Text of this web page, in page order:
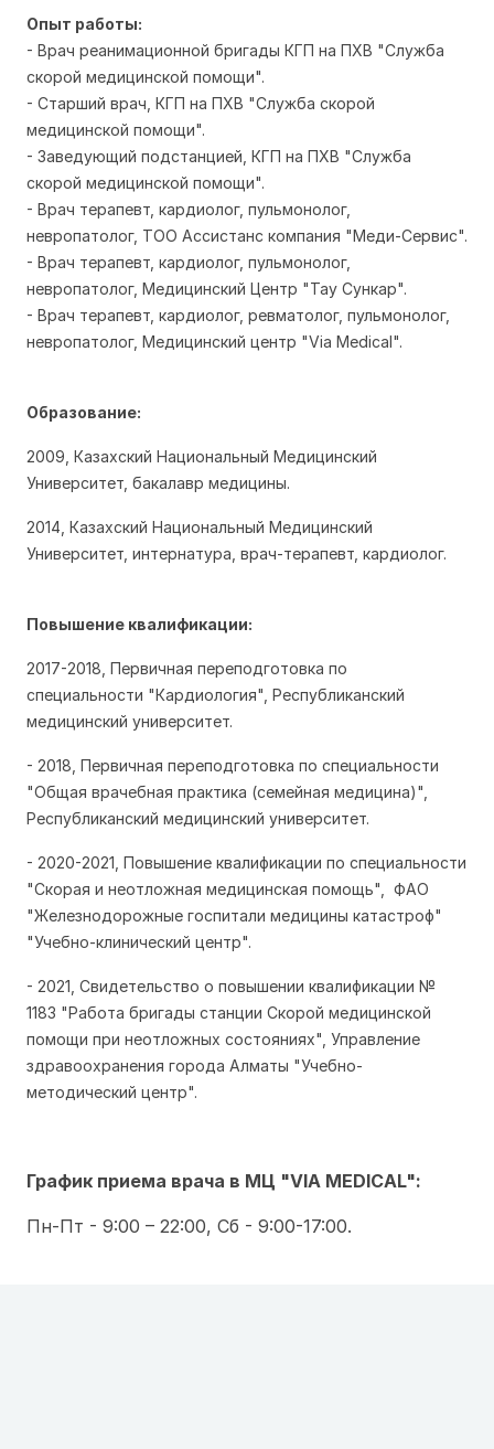
Опыт работы:
- Врач реанимационной бригады КГП на ПХВ "Служба
скорой медицинской помощи".
- Старший врач, КГП на ПХВ "Служба скорой
медицинской помощи".
- Заведующий подстанцией, КГП на ПХВ "Служба
скорой медицинской помощи".
- Врач терапевт, кардиолог, пульмонолог,
невропатолог, ТОО Ассистанс компания "Меди-Сервис".
- Врач терапевт, кардиолог, пульмонолог,
невропатолог, Медицинский Центр "Тау Сункар".
- Врач терапевт, кардиолог, ревматолог, пульмонолог,
невропатолог, Медицинский центр "Via Medical".
Образование:
2009, Казахский Национальный Медицинский
Университет, бакалавр медицины.
2014, Казахский Национальный Медицинский
Университет, интернатура, врач-терапевт, кардиолог.
Повышение квалификации:
2017-2018, Первичная переподготовка по
специальности "Кардиология", Республиканский
медицинский университет.
- 2018, Первичная переподготовка по специальности
"Общая врачебная практика (семейная медицина)",
Республиканский медицинский университет.
- 2020-2021, Повышение квалификации по специальности
"Скорая и неотложная медицинская помощь", ФАО
"Железнодорожные госпитали медицины катастроф"
"Учебно-клинический центр".
- 2021, Свидетельство о повышении квалификации №
1183 "Работа бригады станции Скорой медицинской
помощи при неотложных состояниях", Управление
здравоохранения города Алматы "Учебно-
методический центр".
График приема врача в МЦ "VIA MEDICAL":
Пн-Пт - 9:00 – 22:00, Сб - 9:00-17:00.